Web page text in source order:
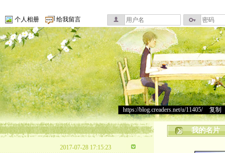
个人相册 给我留言
https://blog.creaders.net/u/11405/> 复制
2017-07-28 17:15:23
我的名片